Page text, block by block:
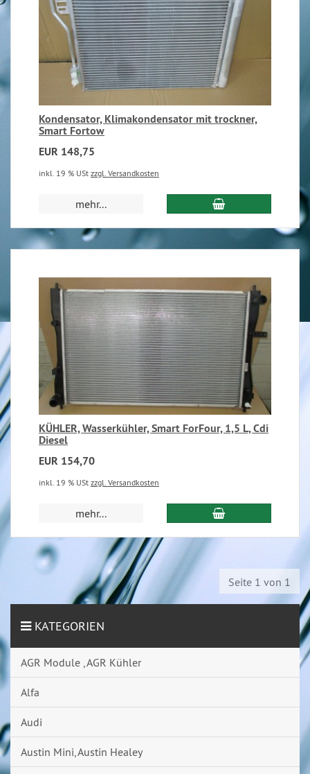
Kondensator, Klimakondensator mit trockner,
Smart Fortow
EUR 148,75
inkl. 19 % USt zzgl. Versandkosten
mehr...
KÜHLER, Wasserkühler, Smart ForFour, 1,5 L, Cdi
Diesel
EUR 154,70
inkl. 19 % USt zzgl. Versandkosten
mehr...
Seite 1 von 1
KATEGORIEN
AGR Module , AGR Kühler
Alfa
Audi
Austin Mini, Austin Healey